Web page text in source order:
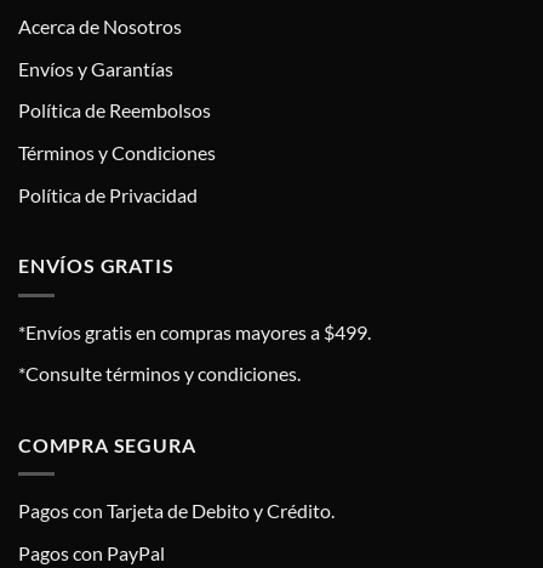
Acerca de Nosotros
Envíos y Garantías
Política de Reembolsos
Términos y Condiciones
Política de Privacidad
ENVÍOS GRATIS
*Envíos gratis en compras mayores a $499.
*Consulte términos y condiciones.
COMPRA SEGURA
Pagos con Tarjeta de Debito y Crédito.
Pagos con PayPal